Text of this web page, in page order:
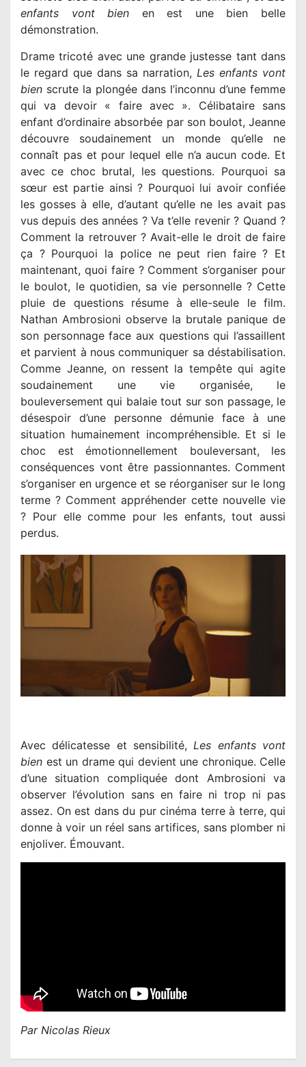
enfants vont bien en est une bien belle
démonstration.
Drame tricoté avec une grande justesse tant dans
le regard que dans sa narration, Les enfants vont
bien scrute la plongée dans l’inconnu d’une femme
qui va devoir « faire avec ». Célibataire sans
enfant d’ordinaire absorbée par son boulot, Jeanne
découvre soudainement un monde qu’elle ne
connaît pas et pour lequel elle n’a aucun code. Et
avec ce choc brutal, les questions. Pourquoi sa
sœur est partie ainsi ? Pourquoi lui avoir confiée
les gosses à elle, d’autant qu’elle ne les avait pas
vus depuis des années ? Va t’elle revenir ? Quand ?
Comment la retrouver ? Avait-elle le droit de faire
ça ? Pourquoi la police ne peut rien faire ? Et
maintenant, quoi faire ? Comment s’organiser pour
le boulot, le quotidien, sa vie personnelle ? Cette
pluie de questions résume à elle-seule le film.
Nathan Ambrosioni observe la brutale panique de
son personnage face aux questions qui l’assaillent
et parvient à nous communiquer sa déstabilisation.
Comme Jeanne, on ressent la tempête qui agite
soudainement une vie organisée, le
bouleversement qui balaie tout sur son passage, le
désespoir d’une personne démunie face à une
situation humainement incompréhensible. Et si le
choc est émotionnellement bouleversant, les
conséquences vont être passionnantes. Comment
s’organiser en urgence et se réorganiser sur le long
terme ? Comment appréhender cette nouvelle vie
? Pour elle comme pour les enfants, tout aussi
perdus.
Avec délicatesse et sensibilité, Les enfants vont
bien est un drame qui devient une chronique. Celle
d’une situation compliquée dont Ambrosioni va
observer l’évolution sans en faire ni trop ni pas
assez. On est dans du pur cinéma terre à terre, qui
donne à voir un réel sans artifices, sans plomber ni
enjoliver. Émouvant.
Par Nicolas Rieux